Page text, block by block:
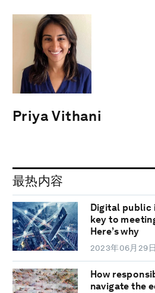
Priya Vithani
最热内容
Digital
key to
Here’s why
2023年06月29日
How
navigate the